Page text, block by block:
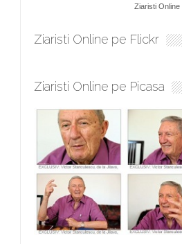
Ziaristi Online
Ziaristi Online pe Flickr
Ziaristi Online pe Picasa